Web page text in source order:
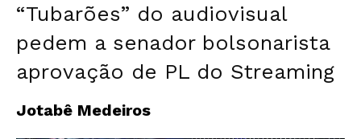
“Tubarões” do audiovisual
pedem a senador bolsonarista
aprovação de PL do Streaming
Jotabê Medeiros